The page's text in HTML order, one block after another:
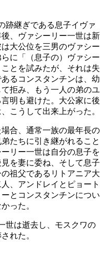
跡継ぎである息子イヴァ
、ヴァシーリー一世は新
大公位を三男のヴァシー
に「（息子の）ヴァシー
とを試みたが、それは失
るコンスタンチンは、幼
拒み、もう一人の弟のユ
明も避けた。大公家に後
こうして出来上がった。
合、通常一族の最年長の
たちに引き継がれること
リー一世は自分の息子を
を妻に委ね、そして息子
祖父であるリトアニア大
、アンドレイとピョート
とコンスタンチンについ
った。
世は逝去し、モスクワの
れた。